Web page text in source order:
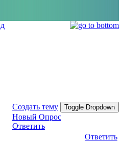
Создать тему Toggle Dropdown
Новый Опрос
Ответить
Ответить